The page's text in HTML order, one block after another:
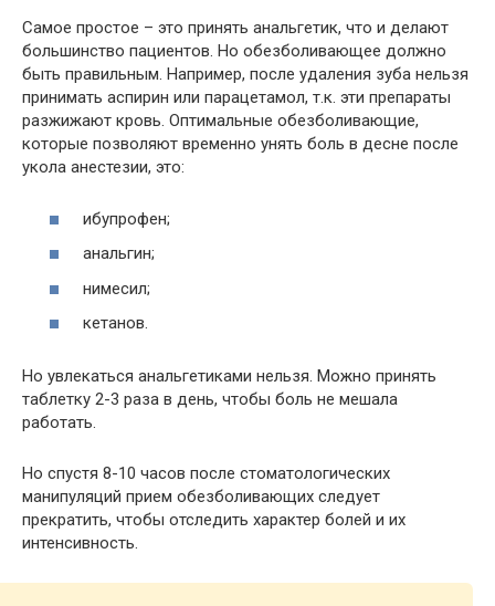
Самое простое – это принять анальгетик, что и делают
большинство пациентов. Но обезболивающее должно
быть правильным. Например, после удаления зуба нельзя
принимать аспирин или парацетамол, т.к. эти препараты
разжижают кровь. Оптимальные обезболивающие,
которые позволяют временно унять боль в десне после
укола анестезии, это:
ибупрофен;
анальгин;
нимесил;
кетанов.
Но увлекаться анальгетиками нельзя. Можно принять
таблетку 2-3 раза в день, чтобы боль не мешала
работать.
Но спустя 8-10 часов после стоматологических
манипуляций прием обезболивающих следует
прекратить, чтобы отследить характер болей и их
интенсивность.